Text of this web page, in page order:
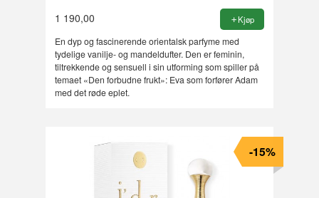
1 190,00 Kjøp
En dyp og fascinerende orientalsk parfyme med
tydelige vanilje- og mandeldufter. Den er feminin,
tiltrekkende og sensuell i sin utforming som spiller på
temaet «Den forbudne frukt»: Eva som forfører Adam
med det røde eplet.
-15%